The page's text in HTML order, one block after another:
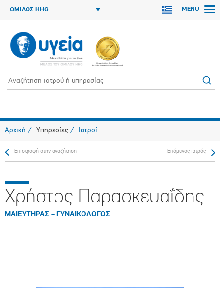
ΟΜΙΛΟΣ HHG MENU
Αρχική Υπηρεσίες Ιατροί
Επιστροφή στην αναζήτηση Επόμενος ιατρός
Χρήστος Παρασκευαΐδης
ΜΑΙΕΥΤΗΡΑΣ – ΓΥΝΑΙΚΟΛΟΓΟΣ